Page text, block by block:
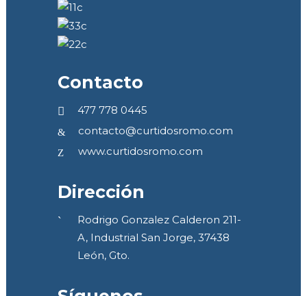
Contacto
477 778 0445
contacto@curtidosromo.com
www.curtidosromo.com
Dirección
Rodrigo Gonzalez Calderon 211-
A, Industrial San Jorge, 37438
León, Gto.